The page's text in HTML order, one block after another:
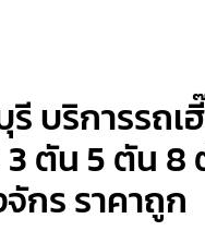
บริการรถเ
3 ตัน 5 ตัน
กร ราคาถูก